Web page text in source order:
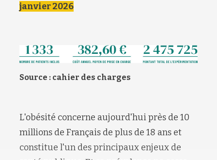
janvier 2026
Source : cahier des charges
L'obésité concerne aujourd'hui près de 10
millions de Français de plus de 18 ans et
constitue l'un des principaux enjeux de